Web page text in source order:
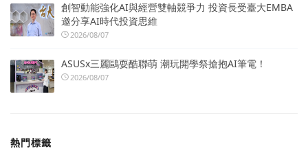
創智動能強化AI與經營雙軸競爭力 投資長受臺大EMBA
邀分享AI時代投資思維
2026/08/07
ASUSx三麗鷗耍酷聯萌 潮玩開學祭搶抱AI筆電！
2026/08/07
熱門標籤